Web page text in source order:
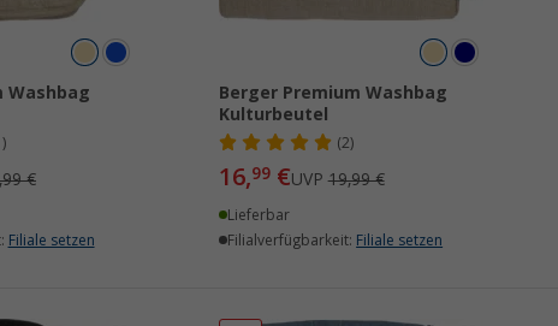
Washbag
€
Filiale setzen
Berger Premium Washbag
Kulturbeutel
(2)
16,99€UVP19,99 €
Lieferbar
Filialverfügbarkeit: Filiale setzen